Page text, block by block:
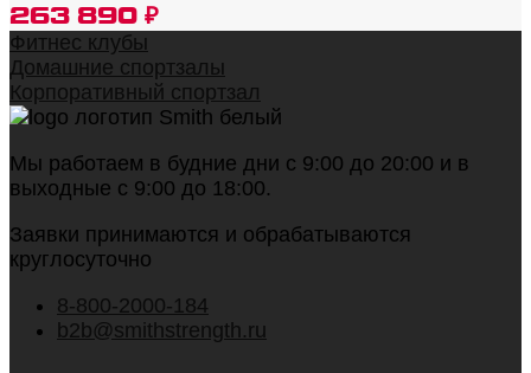
263 890 ₽
Фитнес клубы
Домашние спортзалы
Корпоративный спортзал
Мы работаем в будние дни с 9:00 до 20:00 и в
выходные с 9:00 до 18:00.
Заявки принимаются и обрабатываются
круглосуточно
8-800-2000-184
b2b@smithstrength.ru